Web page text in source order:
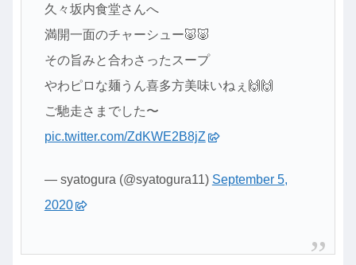
久々坂内食堂さんへ
満開一面のチャーシュー🐷🐷
その旨みと合わさったスープ
やわピロな麺うん喜多方美味いねぇ🙌🙌
ご馳走さまでした〜
pic.twitter.com/ZdKWE2B8jZ
— syatogura (@syatogura11) September 5,
2020